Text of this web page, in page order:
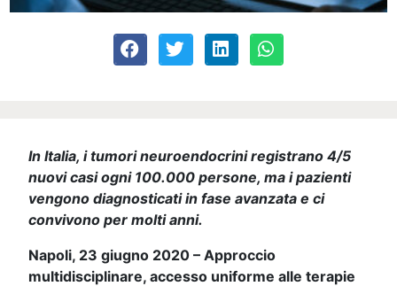
In Italia, i tumori neuroendocrini registrano 4/5
nuovi casi ogni 100.000 persone,ma i pazienti
vengono diagnosticati in fase avanzata e ci
convivono per molti anni.
Napoli, 23 giugno 2020 – Approccio
multidisciplinare, accesso uniforme alle terapie